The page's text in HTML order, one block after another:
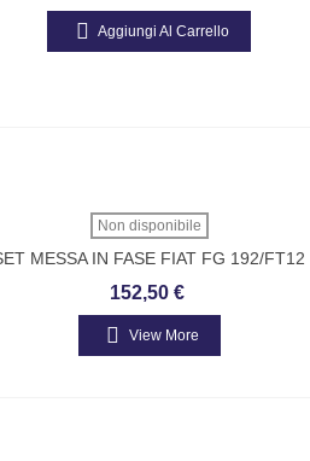
Aggiungi Al Carrello
Non disponibile
MESSA IN FASE FIAT FG 192/FT12
FASANO
152,50 €
View More